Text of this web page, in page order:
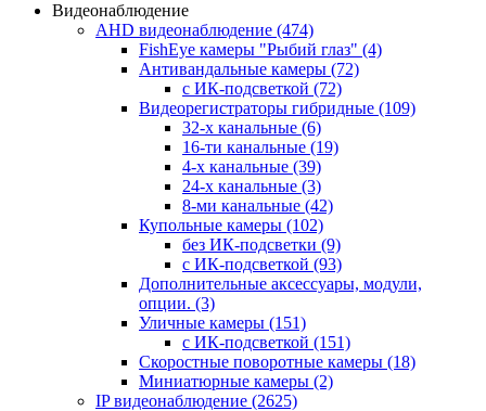
Видеонаблюдение
AHD видеонаблюдение (474)
FishEye камеры "Рыбий глаз" (4)
Антивандальные камеры (72)
с ИК-подсветкой (72)
Видеорегистраторы гибридные (109)
32-х канальные (6)
16-ти канальные (19)
4-х канальные (39)
24-х канальные (3)
8-ми канальные (42)
Купольные камеры (102)
без ИК-подсветки (9)
с ИК-подсветкой (93)
Дополнительные аксессуары, модули,
опции. (3)
Уличные камеры (151)
с ИК-подсветкой (151)
Скоростные поворотные камеры (18)
Миниатюрные камеры (2)
IP видеонаблюдение (2625)